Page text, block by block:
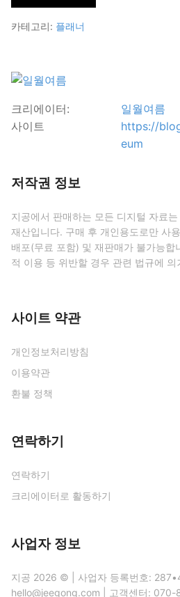
카테고리: 플래너
크리에이터:
일월여름
사이트
https://
eum
저작권 정보
지공에서 판매하는 모든 디지털 자료
재산입니다. 구매 후 개인용도로만 사
배포(무료 포함) 및 재판매가 불가능합
적 이용 등 위반할 경우 관련 법규에
사이트 약관
개인정보처리방침
이용약관
환불 정책
연락하기
연락하기
크리에이터로 활동하기
사업자 정보
지공 2026 © | 사업자 등록번호:
hello@jeegong.com | 고객센터: